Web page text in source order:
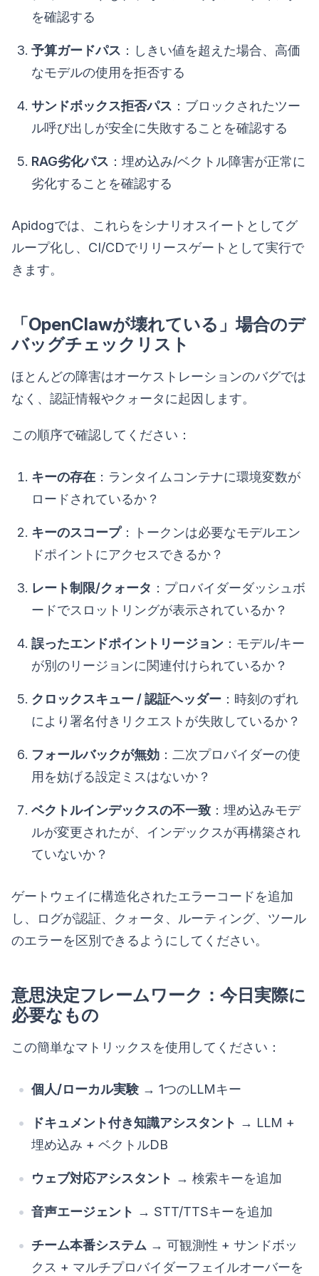
を確認する
予算ガードパス ：しきい値を超えた場合、高価
なモデルの使用を拒否する
サンドボックス拒否パス ：ブロックされたツー
ル呼び出しが安全に失敗することを確認する
RAG劣化パス ：埋め込み/ベクトル障害が正常に
劣化することを確認する
Apidogでは、これらをシナリオスイートとしてグ
ループ化し、CI/CDでリリースゲートとして実行で
きます。
「OpenClawが壊れている」場合のデ
バッグチェックリスト
ほとんどの障害はオーケストレーションのバグでは
なく、認証情報やクォータに起因します。
この順序で確認してください：
キーの存在 ：ランタイムコンテナに環境変数が
ロードされているか？
キーのスコープ：トークンは必要なモデルエン
ドポイントにアクセスできるか？
レート制限/クォータ ：プロバイダーダッシュボ
ードでスロットリングが表示されているか？
誤ったエンドポイントリージョン ：モデル/キー
が別のリージョンに関連付けられているか？
クロックスキュー / 認証ヘッダー ：時刻のずれ
により署名付きリクエストが失敗しているか？
フォールバックが無効 ：二次プロバイダーの使
用を妨げる設定ミスはないか？
ベクトルインデックスの不一致 ：埋め込みモデ
ルが変更されたが、インデックスが再構築され
ていないか？
ゲートウェイに構造化されたエラーコードを追加
し、ログが認証、クォータ、ルーティング、ツール
のエラーを区別できるようにしてください。
意思決定フレームワーク：今日実際に
必要なもの
この簡単なマトリックスを使用してください：
個人/ローカル実験 → 1つのLLMキー
ドキュメント付き知識アシスタント → LLM +
埋め込み + ベクトルDB
ウェブ対応アシスタント → 検索キーを追加
音声エージェント → STT/TTSキーを追加
チーム本番システム → 可観測性 + サンドボッ
クス + マルチプロバイダーフェイルオーバーを